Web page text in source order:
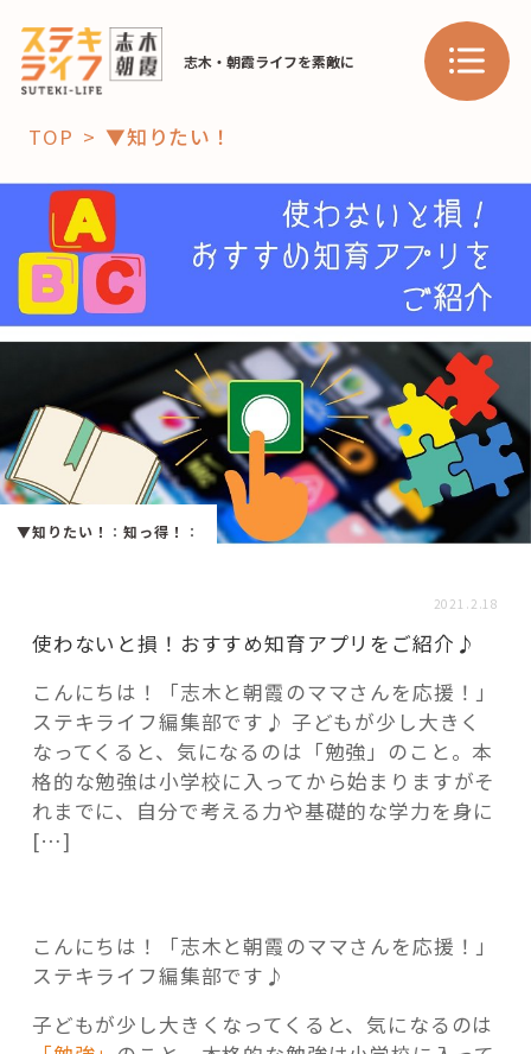
志木・朝霞ライフを素敵に
「コト」
子育て
暮らし
おすすめ
スポット 学び・教育
「場」
HAREL HAREL
活用事例
「モノ」
fleXe リノベ事例
「ひと」
コーディネーター紹介
これからの暮らし 住み替え相談
TOP ▼知りたい！
▼知りたい！ ：知っ得！ ：
2021.2.18
使わないと損！おすすめ知育アプリをご紹介♪
こんにちは！「志木と朝霞のママさんを応援！」
ステキライフ編集部です♪ 子どもが少し大きく
なってくると、気になるのは「勉強」のこと。本
格的な勉強は小学校に入ってから始まりますがそ
れまでに、自分で考える力や基礎的な学力を身に
[…]
こんにちは！「志木と朝霞のママさんを応援！」
ステキライフ編集部です♪
子どもが少し大きくなってくると、気になるのは